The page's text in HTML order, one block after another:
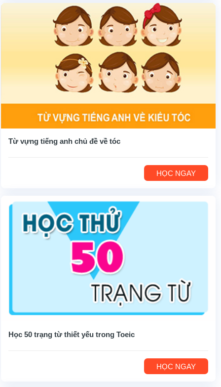
Từ vựng tiếng anh chủ đề về tóc
HỌC NGAY
Học 50 trạng từ thiết yếu trong Toeic
HỌC NGAY